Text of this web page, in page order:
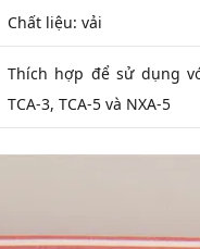
Chất liệu: vải
Thích hợp để sử dụng
TCA-3, TCA-5 và NXA-5